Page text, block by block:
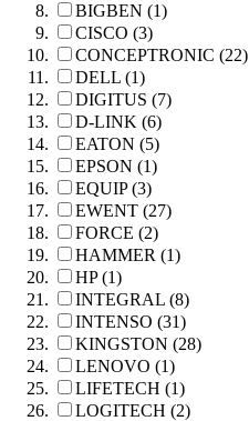
BIGBEN (1)
CISCO (3)
CONCEPTRONIC (22)
DELL (1)
DIGITUS (7)
D-LINK (6)
EATON (5)
EPSON (1)
EQUIP (3)
EWENT (27)
FORCE (2)
HAMMER (1)
HP (1)
INTEGRAL (8)
INTENSO (31)
KINGSTON (28)
LENOVO (1)
LIFETECH (1)
LOGITECH (2)